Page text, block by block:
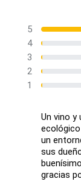
5
4
3
2
1
Un vino y
un
sus
gracias